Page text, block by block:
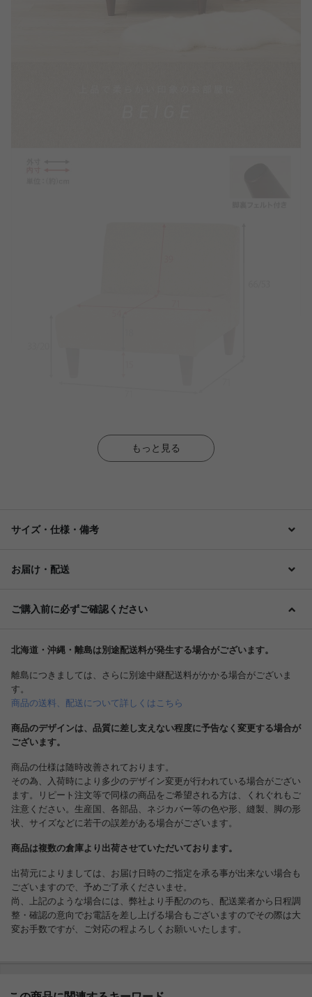
もっと見る
サイズ・仕様・備考
お届け・配送
ご購入前に必ずご確認ください
北海道・沖縄・離島は別途配送料が発生する場合がございます。
離島につきましては、さらに別途中継配送料がかかる場合がございま
す。
商品の送料、配送について詳しくはこちら
商品のデザインは、品質に差し支えない程度に予告なく変更する場合が
ございます。
商品の仕様は随時改善されております。
その為、入荷時により多少のデザイン変更が行われている場合がござい
ます。リピート注文等で同様の商品をご希望される方は、くれぐれもご
注意ください。生産国、各部品、ネジカバー等の色や形、縫製、脚の形
状、サイズなどに若干の誤差がある場合がございます。
商品は複数の倉庫より出荷させていただいております。
出荷元によりましては、お届け日時のご指定を承る事が出来ない場合も
ございますので、予めご了承くださいませ。
尚、上記のような場合には、弊社より手配ののち、配送業者から日程調
整・確認の意向でお電話を差し上げる場合もございますのでその際は大
変お手数ですが、ご対応の程よろしくお願いいたします。